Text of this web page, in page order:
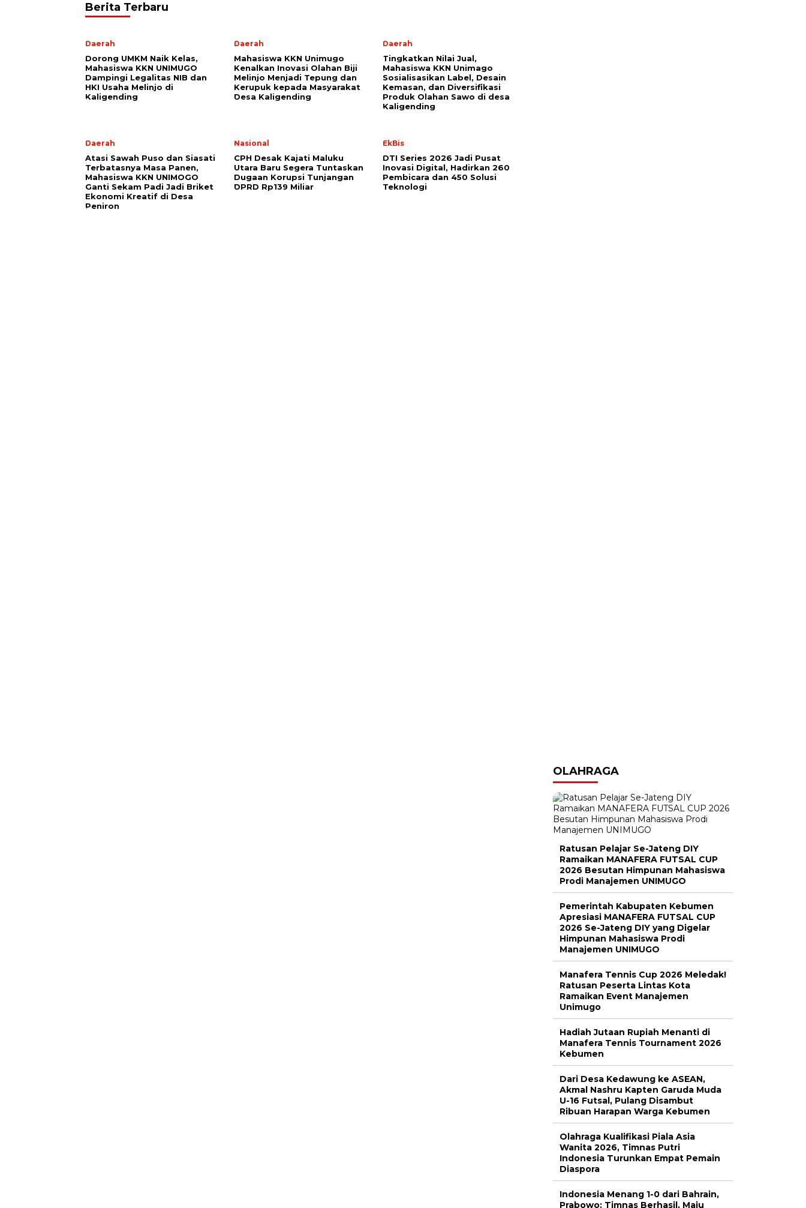
Berita Terbaru
Daerah
Dorong UMKM Naik Kelas,
Mahasiswa KKN UNIMUGO
Dampingi Legalitas NIB dan
HKI Usaha Melinjo di
Kaligending
Daerah
Mahasiswa KKN Unimugo
Kenalkan Inovasi Olahan Biji
Melinjo Menjadi Tepung dan
Kerupuk kepada Masyarakat
Desa Kaligending
Daerah
Tingkatkan Nilai Jual,
Mahasiswa KKN Unimago
Sosialisasikan Label, Desain
Kemasan, dan Diversifikasi
Produk Olahan Sawo di desa
Kaligending
Daerah
Atasi Sawah Puso dan Siasati
Terbatasnya Masa Panen,
Mahasiswa KKN UNIMOGO
Ganti Sekam Padi Jadi Briket
Ekonomi Kreatif di Desa
Peniron
Nasional
CPH Desak Kajati Maluku
Utara Baru Segera Tuntaskan
Dugaan Korupsi Tunjangan
DPRD Rp139 Miliar
EkBis
DTI Series 2026 Jadi Pusat
Inovasi Digital, Hadirkan 260
Pembicara dan 450 Solusi
Teknologi
OLAHRAGA
Ratusan Pelajar Se-Jateng DIY
Ramaikan MANAFERA FUTSAL CUP
2026 Besutan Himpunan Mahasiswa
Prodi Manajemen UNIMUGO
Pemerintah Kabupaten Kebumen
Apresiasi MANAFERA FUTSAL CUP
2026 Se-Jateng DIY yang Digelar
Himpunan Mahasiswa Prodi
Manajemen UNIMUGO
Manafera Tennis Cup 2026 Meledak!
Ratusan Peserta Lintas Kota
Ramaikan Event Manajemen
Unimugo
Hadiah Jutaan Rupiah Menanti di
Manafera Tennis Tournament 2026
Kebumen
Dari Desa Kedawung ke ASEAN,
Akmal Nashru Kapten Garuda Muda
U-16 Futsal, Pulang Disambut
Ribuan Harapan Warga Kebumen
Olahraga Kualifikasi Piala Asia
Wanita 2026, Timnas Putri
Indonesia Turunkan Empat Pemain
Diaspora
Indonesia Menang 1-0 dari Bahrain,
Prabowo: Timnas Berhasil, Maju